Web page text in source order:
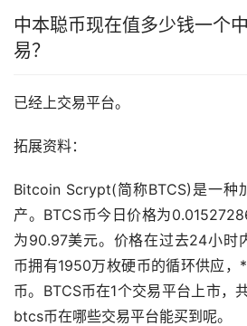
中本聪币现在值多少钱一个
易？
已经上交易平台。
拓展资料：
Bitcoin Scrypt(简称BTCS)是一种
产。BTCS币今日价格为
为90.97美元。价格在过去24小时
币拥有1950万枚硬币的循环供应
币。BTCS币在1个交易平台上市，
btcs币在哪些交易平台能买到呢。